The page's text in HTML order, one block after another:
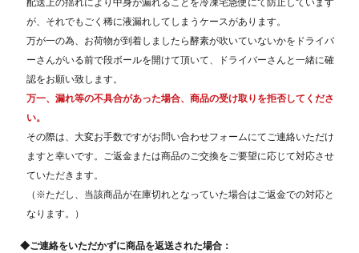
が、それでもごく稀に液漏れしてしまうケースがあります。
万が一の為、お荷物が到着しましたら酵素が吹いていないかをドライバ
ーさんがいる前で段ボールを開けて頂いて、ドライバーさんと一緒に確
認をお願い致します。
万一、漏れ等の不具合があった場合、商品の受け取りを拒否してくださ
い。
その際は、大変お手数ですがお問い合わせフォームにてご連絡いただけ
ますと幸いです。ご返金または商品のご交換をご要望に応じて対応させ
ていただきます。
（※ただし、当該商品が在庫切れとなっていた場合はご返金での対応と
なります。）
◆ご連絡をいただかずに商品を返送された場合：